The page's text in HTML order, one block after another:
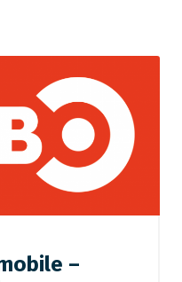
–